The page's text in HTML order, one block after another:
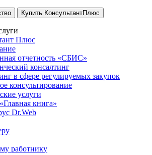
Купить КонсультантПлюс
Плюс
отчетность «СБИС»
консалтинг
в сфере регулируемых закупок
консультирование
услуги
книга»
Dr.Web
работнику